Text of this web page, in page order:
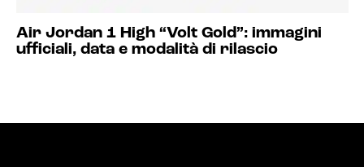
Air Jordan 1 High “Volt Gold”: immagini
ufficiali, data e modalità di rilascio